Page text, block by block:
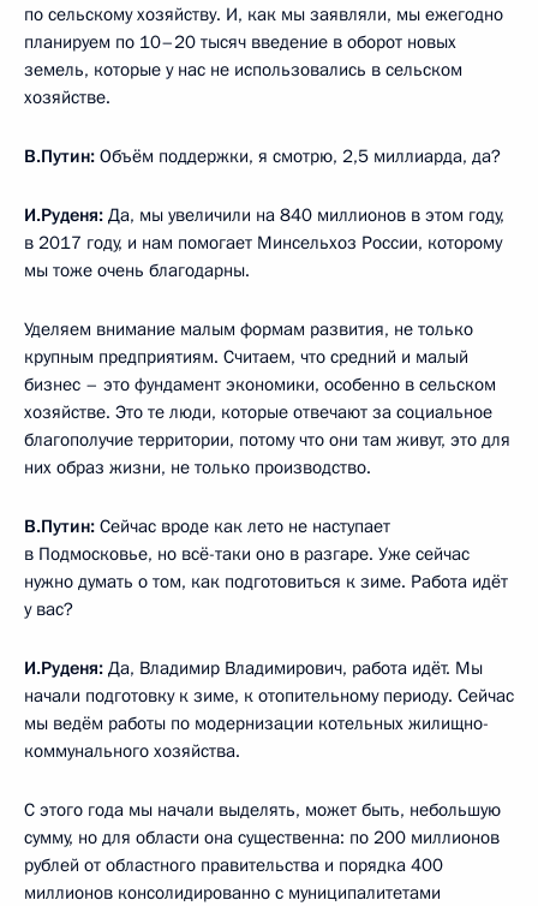
по сельскому хозяйству. И, как мы заявляли, мы ежегодно
планируем по 10–20 тысяч введение в оборот новых
земель, которые у нас не использовались в сельском
хозяйстве.
В.Путин: Объём поддержки, я смотрю, 2,5 миллиарда, да?
И.Руденя: Да, мы увеличили на 840 миллионов в этом году,
в 2017 году, и нам помогает Минсельхоз России, которому
мы тоже очень благодарны.
Уделяем внимание малым формам развития, не только
крупным предприятиям. Считаем, что средний и малый
бизнес – это фундамент экономики, особенно в сельском
хозяйстве. Это те люди, которые отвечают за социальное
благополучие территории, потому что они там живут, это для
них образ жизни, не только производство.
В.Путин: Сейчас вроде как лето не наступает
в Подмосковье, но всё-таки оно в разгаре. Уже сейчас
нужно думать о том, как подготовиться к зиме. Работа идёт
у вас?
И.Руденя: Да, Владимир Владимирович, работа идёт. Мы
начали подготовку к зиме, к отопительному периоду. Сейчас
мы ведём работы по модернизации котельных жилищно-
коммунального хозяйства.
С этого года мы начали выделять, может быть, небольшую
сумму, но для области она существенна: по 200 миллионов
рублей от областного правительства и порядка 400
миллионов консолидированно с муниципалитетами